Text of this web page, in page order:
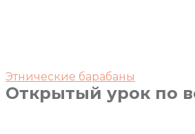
Этнические барабаны
Открытый урок по